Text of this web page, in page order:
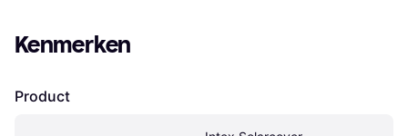
Kenmerken
Product